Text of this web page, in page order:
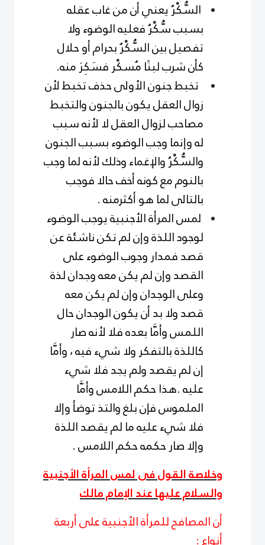
السُّكْرُ يعني أن من غاب عقله
بسبب سُّكْرُ فعليه الوضوء ولا
تفصيل بين السُّكْرُ بحرام أو حلال
كأن شرب لبنًا مُسكْر فسَكِرَ منه.
تخبط جنون الأولى حذف تخبط لأن
زوال العقل يكون بالجنون والتخبط
مصاحب لزوال العقل لا لأنه سبب
له وإنما وجب الوضوء بسبب الجنون
والسُّكْرُ والإغماء وذلك لأنه لما وجب
بالنوم مع كونه أخف حالا فوجب
بالتالى لما هو أكثرمنه .
لمس المرأة الأجنبية يوجب الوضوء
لوجود اللذة وإن لم تكن ناشئة عن
قصد فمدار وجوب الوضوء على
القصد وإن لم يكن معه وجدان لذة
وعلى الوجدان وإن لم يكن معه
قصد ولا بد أن يكون الوجدان حال
اللمس وأمَّا بعده فلا لأنه صار
كاللذة بالتفكر ولا شيء فيه ، وأمَّا
إن لم يقصد ولم يجد فلا شيء
عليه .هذا حكم اللامس وأمَّا
الملموس فإن بلغ والتذ توضأ وإلا
فلا شيء عليه ما لم يقصد اللذة
وإلا صار حكمه حكم اللامس .
وخلاصة القول فى لمس المرأة الأجنبية
والسلام عليها عند الإمام مالك
أن المصافح للمرأة الأجنبية على أربعة
أنواع :